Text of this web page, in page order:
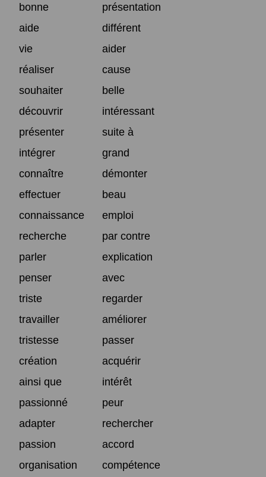
bonne
présentation
aide
différent
vie
aider
réaliser
cause
souhaiter
belle
découvrir
intéressant
présenter
suite à
intégrer
grand
connaître
démonter
effectuer
beau
connaissance
emploi
recherche
par contre
parler
explication
penser
avec
triste
regarder
travailler
améliorer
tristesse
passer
création
acquérir
ainsi que
intérêt
passionné
peur
adapter
rechercher
passion
accord
organisation
compétence